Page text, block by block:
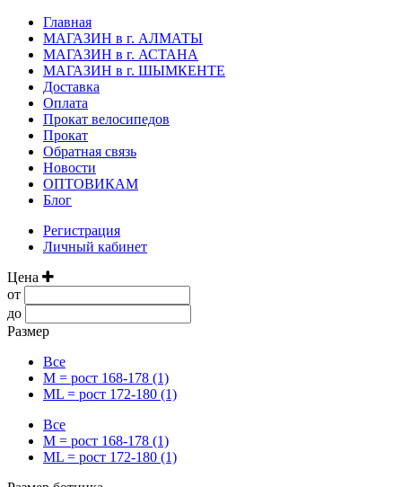
Главная
МАГАЗИН в г. АЛМАТЫ
МАГАЗИН в г. АСТАНА
МАГАЗИН в г. ШЫМКЕНТЕ
Доставка
Оплата
Прокат велосипедов
Прокат
Обратная связь
Новости
ОПТОВИКАМ
Блог
Регистрация
Личный кабинет
Цена
от
до
Размер
Все
M = рост 168-178 (1)
ML = рост 172-180 (1)
Все
M = рост 168-178 (1)
ML = рост 172-180 (1)